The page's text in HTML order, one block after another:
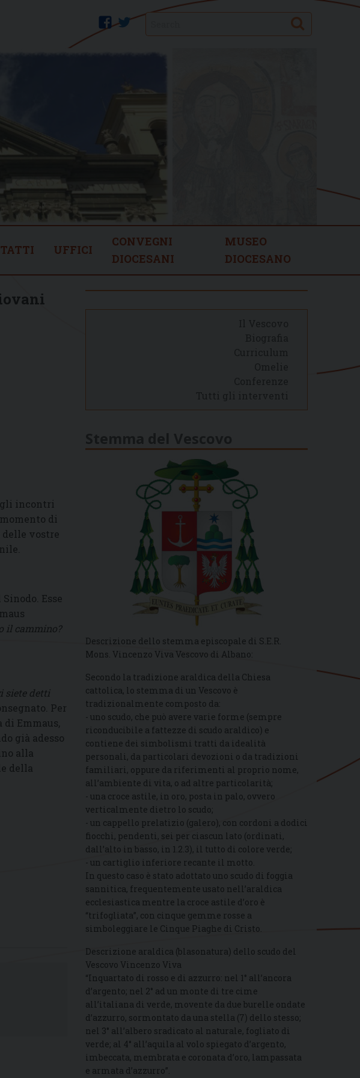
twitter
facebook Search
UFFICI
CONVEGNI
DIOCESANI
MUSEO
DIOCESANO
incontri
di
vostre
Esse
il cammino?
siete detti
Per
Emmaus,
già adesso
alla
della
Descrizione dello stemma episcopale di S.E.R.
Mons. Vincenzo Viva Vescovo di Albano:
Secondo la tradizione araldica della Chiesa
cattolica, lo stemma di un Vescovo è
tradizionalmente composto da:
- uno scudo, che può avere varie forme (sempre
riconducibile a fattezze di scudo araldico) e
contiene dei simbolismi tratti da idealità
personali, da particolari devozioni o da tradizioni
familiari, oppure da riferimenti al proprio nome,
all’ambiente di vita, o ad altre particolarità;
- una croce astile, in oro, posta in palo, ovvero
verticalmente dietro lo scudo;
- un cappello prelatizio (galero), con cordoni a dodici
fiocchi, pendenti, sei per ciascun lato (ordinati,
dall’alto in basso, in 1.2.3), il tutto di colore verde;
- un cartiglio inferiore recante il motto.
In questo caso è stato adottato uno scudo di foggia
sannitica, frequentemente usato nell’araldica
ecclesiastica mentre la croce astile d’oro è
“trifogliata”, con cinque gemme rosse a
simboleggiare le Cinque Piaghe di Cristo.
Descrizione araldica (blasonatura) dello scudo del
Vescovo Vincenzo Viva
“Inquartato di rosso e di azzurro: nel 1° all’ancora
d’argento; nel 2° ad un monte di tre cime
all’italiana di verde, movente da due burelle ondate
d’azzurro, sormontato da una stella (7) dello stesso;
nel 3° all’albero sradicato al naturale, fogliato di
verde; al 4° all’aquila al volo spiegato d’argento,
imbeccata, membrata e coronata d’oro, lampassata
e armata d’azzurro”.